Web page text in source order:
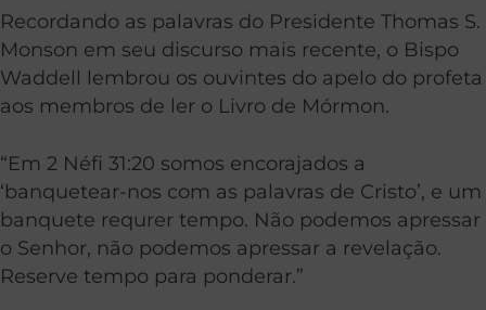
Recordando as palavras do Presidente Thomas S.
Monson em seu discurso mais recente, o Bispo
Waddell lembrou os ouvintes do apelo do profeta
aos membros de ler o Livro de Mórmon.
“Em 2 Néfi 31:20 somos encorajados a
‘banquetear-nos com as palavras de Cristo’, e um
banquete requrer tempo. Não podemos apressar
o Senhor, não podemos apressar a revelação.
Reserve tempo para ponderar.”